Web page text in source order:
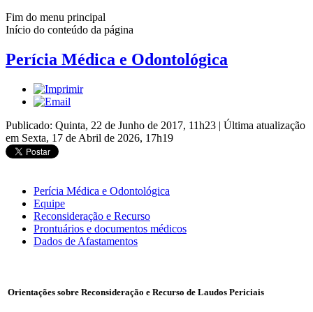
Fim do menu principal
Início do conteúdo da página
Perícia Médica e Odontológica
Publicado: Quinta, 22 de Junho de 2017, 11h23 | Última atualização
em Sexta, 17 de Abril de 2026, 17h19
Perícia Médica e Odontológica
Equipe
Reconsideração e Recurso
Prontuários e documentos médicos
Dados de Afastamentos
Orientações sobre Reconsideração e Recurso de Laudos Periciais